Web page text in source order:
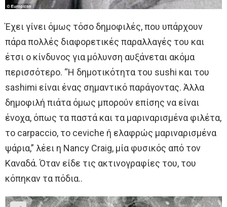
Έχει γίνει όμως τόσο δημοφιλές, που υπάρχουν
πάρα πολλές διαφορετικές παραλλαγές του και
έτσι ο κίνδυνος για μόλυνση αυξάνεται ακόμα
περισσότερο. “Η δημοτικότητα του sushi και του
sashimi είναι ένας σημαντικό παράγοντας. Άλλα
δημοφιλή πιάτα όμως μπορούν επίσης να είναι
ένοχα, όπως τα παστά και τα μαριναρισμένα φιλέτα,
το carpaccio, το ceviche ή ελαφρώς μαριναρισμένα
ψάρια,” λέει η Nancy Craig, μία φυσικός από τον
Καναδά. Όταν είδε τις ακτινογραφίες του, του
κόπηκαν τα πόδια..